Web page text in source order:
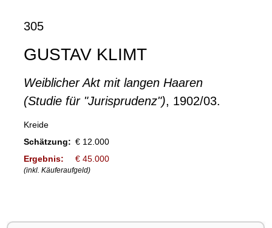
305
GUSTAV KLIMT
Weiblicher Akt mit langen Haaren
(Studie für "Jurisprudenz"), 1902/03.
Kreide
Schätzung: € 12.000
Ergebnis:
€ 45.000
(inkl. Käuferaufgeld)